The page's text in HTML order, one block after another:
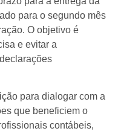
para o segundo mês
O objetivo é
e evitar a
para dialogar com a
que beneficiem o
contábeis,